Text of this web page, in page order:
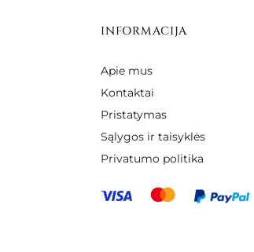
INFORMACIJA
Apie mus
Kontaktai
Pristatymas
Sąlygos ir taisyklės
Privatumo politika